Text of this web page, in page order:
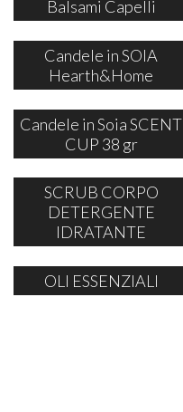
Balsami Capelli
Candele in SOIA
Hearth&Home
Candele in Soia SCENT
CUP 38 gr
SCRUB CORPO
DETERGENTE
IDRATANTE
OLI ESSENZIALI